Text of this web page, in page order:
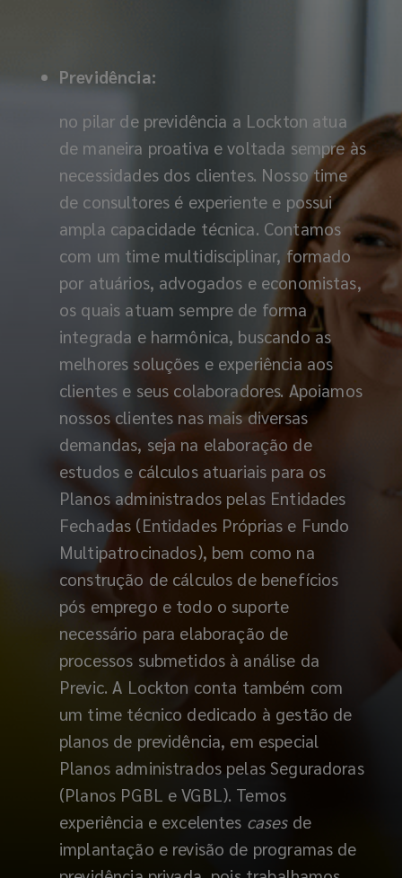
aposentadoria.
Previdência:
no pilar de previdência a Lockton atua
de maneira proativa e voltada sempre às
necessidades dos clientes. Nosso time
de consultores é experiente e possui
ampla capacidade técnica. Contamos
com um time multidisciplinar, formado
por atuários, advogados e economistas,
os quais atuam sempre de forma
integrada e harmônica, buscando as
melhores soluções e experiência aos
clientes e seus colaboradores. Apoiamos
nossos clientes nas mais diversas
demandas, seja na elaboração de
estudos e cálculos atuariais para os
Planos administrados pelas Entidades
Fechadas (Entidades Próprias e Fundo
Multipatrocinados), bem como na
construção de cálculos de benefícios
pós emprego e todo o suporte
necessário para elaboração de
processos submetidos à análise da
Previc. A Lockton conta também com
um time técnico dedicado à gestão de
planos de previdência, em especial
Planos administrados pelas Seguradoras
(Planos PGBL e VGBL). Temos
experiência e excelentes casesde
implantação e revisão de programas de